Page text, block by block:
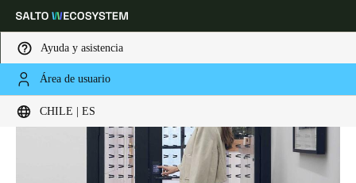
Ayuda y asistencia
Área de usuario
CHILE | ES
Elija su ubicación y configuración de idioma
Europe North America Caribbean -